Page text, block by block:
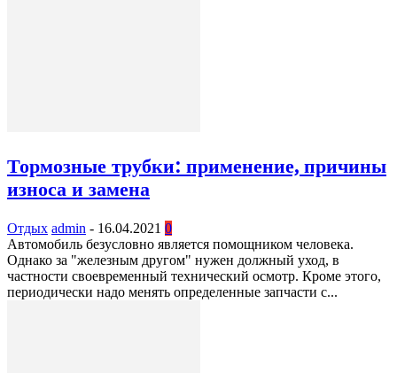
Тормозные трубки: применение, причины
износа и замена
Отдых admin - 16.04.2021 0
Автомобиль безусловно является помощником человека.
Однако за "железным другом" нужен должный уход, в
частности своевременный технический осмотр. Кроме этого,
периодически надо менять определенные запчасти с...